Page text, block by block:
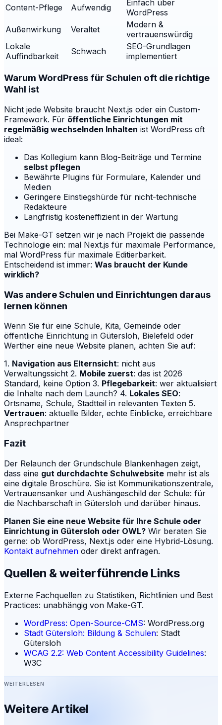
Content-Pflege Aufwendig
Einfach über
WordPress
Außenwirkung
Veraltet
Modern &
vertrauenswürdig
Lokale
Auffindbarkeit
Schwach
SEO-Grundlagen
implementiert
Warum WordPress für Schulen oft die richtige
Wahl ist
Nicht jede Website braucht Next.js oder ein Custom-
Framework. Für öffentliche Einrichtungen mit
regelmäßig wechselnden Inhalten ist WordPress oft
ideal:
Das Kollegium kann Blog-Beiträge und Termine
selbst pflegen
Bewährte Plugins für Formulare, Kalender und
Medien
Geringere Einstiegshürde für nicht-technische
Redakteure
Langfristig kosteneffizient in der Wartung
Bei Make-GT setzen wir je nach Projekt die passende
Technologie ein: mal Next.js für maximale Performance,
mal WordPress für maximale Editierbarkeit.
Entscheidend ist immer: Was braucht der Kunde
wirklich?
Was andere Schulen und Einrichtungen daraus
lernen können
Wenn Sie für eine Schule, Kita, Gemeinde oder
öffentliche Einrichtung in Gütersloh, Bielefeld oder
Werther eine neue Website planen, achten Sie auf:
1. Navigation aus Elternsicht: nicht aus
Verwaltungssicht 2. Mobile zuerst: das ist 2026
Standard, keine Option 3. Pflegebarkeit: wer aktualisiert
die Inhalte nach dem Launch? 4. Lokales SEO:
Ortsname, Schule, Stadtteil in relevanten Texten 5.
Vertrauen: aktuelle Bilder, echte Einblicke, erreichbare
Ansprechpartner
Fazit
Der Relaunch der Grundschule Blankenhagen zeigt,
dass eine gut durchdachte Schulwebsite mehr ist als
eine digitale Broschüre. Sie ist Kommunikationszentrale,
Vertrauensanker und Aushängeschild der Schule: für
die Nachbarschaft in Gütersloh und darüber hinaus.
Planen Sie eine neue Website für Ihre Schule oder
Einrichtung in Gütersloh oder OWL? Wir beraten Sie
gerne: ob WordPress, Next.js oder eine Hybrid-Lösung.
Kontakt aufnehmen oder direkt anfragen.
Quellen & weiterführende Links
Externe Fachquellen zu Statistiken, Richtlinien und Best
Practices: unabhängig von Make-GT.
WordPress: Open-Source-CMS: WordPress.org
Stadt Gütersloh: Bildung & Schulen: Stadt
Gütersloh
WCAG 2.2: Web Content Accessibility Guidelines:
W3C
WEITERLESEN
Weitere Artikel